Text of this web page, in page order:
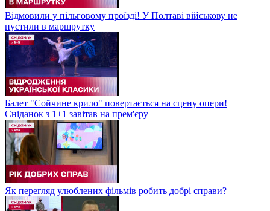
Відмовили у пільговому проїзді! У Полтаві військову не
пустили в маршрутку
Балет "Сойчине крило" повертається на сцену опери!
Сніданок з 1+1 завітав на прем'єру
Як перегляд улюблених фільмів робить добрі справи?